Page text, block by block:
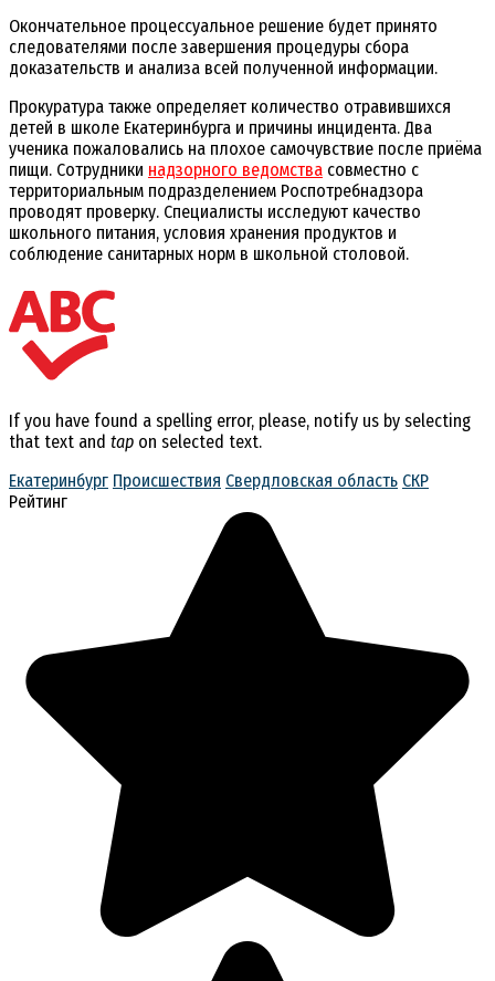
Окончательное процессуальное решение будет принято
следователями после завершения процедуры сбора
доказательств и анализа всей полученной информации.
Прокуратура также определяет количество отравившихся
детей в школе Екатеринбурга и причины инцидента. Два
ученика пожаловались на плохое самочувствие после приёма
пищи. Сотрудники надзорного ведомства совместно с
территориальным подразделением Роспотребнадзора
проводят проверку. Специалисты исследуют качество
школьного питания, условия хранения продуктов и
соблюдение санитарных норм в школьной столовой.
If you have found a spelling error, please, notify us by selecting
that text and tap on selected text.
Екатеринбург Происшествия Свердловская область СКР
Рейтинг